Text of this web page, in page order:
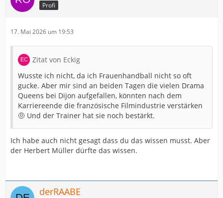
Profi
17. Mai 2026 um 19:53
Zitat von Eckig
Wusste ich nicht, da ich Frauenhandball nicht so oft
gucke. Aber mir sind an beiden Tagen die vielen Drama
Queens bei Dijon aufgefallen, könnten nach dem
Karriereende die französische Filmindustrie verstärken
🤨 Und der Trainer hat sie noch bestärkt.
Ich habe auch nicht gesagt dass du das wissen musst. Aber
der Herbert Müller dürfte das wissen.
derRAABE